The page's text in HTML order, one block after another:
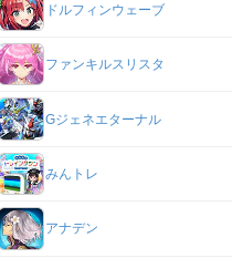
ドルフィンウェーブ
ファンキルスリスタ
Gジェネエターナル
みんトレ
アナデン